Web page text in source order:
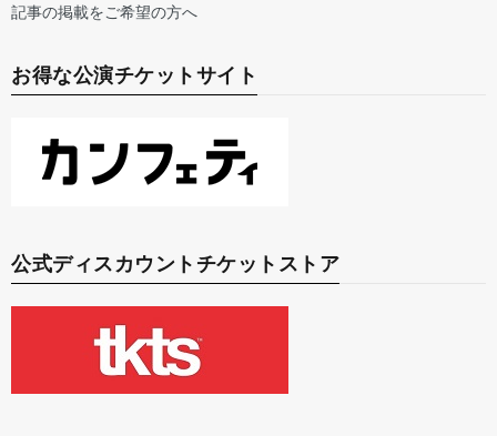
記事の掲載をご希望の方へ
お得な公演チケットサイト
公式ディスカウントチケットストア